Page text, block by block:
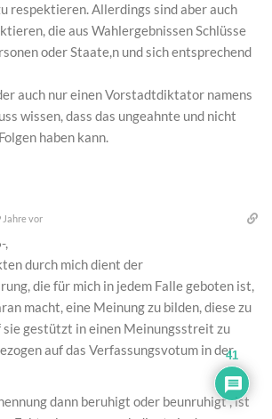
respektieren. Allerdings sind aber auch
die aus Wahlergebnissen Schlüsse
oder Staate,n und sich entsprechend
auch nur einen Vorstadtdiktator namens
wissen, dass das ungeahnte und nicht
haben kann.
Jahre vor
,
durch mich dient der
die für mich in jedem Falle geboten ist,
macht, eine Meinung zu bilden, diese zu
sie gestützt in einen Meinungsstreit zu
auf das Verfassungsvotum in der
dann beruhigt oder beunruhigt , ist
41